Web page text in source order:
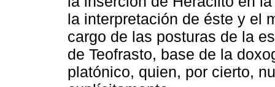
la interpretación de éste y el
cargo de las posturas de la
de Teofrasto, base de la
platónico, quien, por cierto,